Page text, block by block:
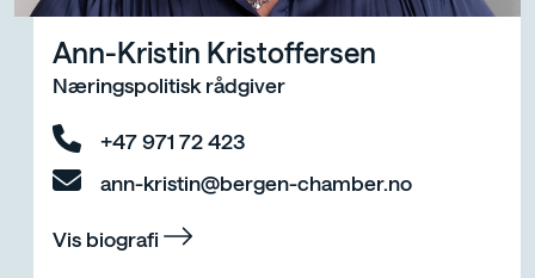
Ann-Kristin Kristoffersen
Næringspolitisk rådgiver
+47 971 72 423
ann-kristin@bergen-chamber.no
Vis biografi